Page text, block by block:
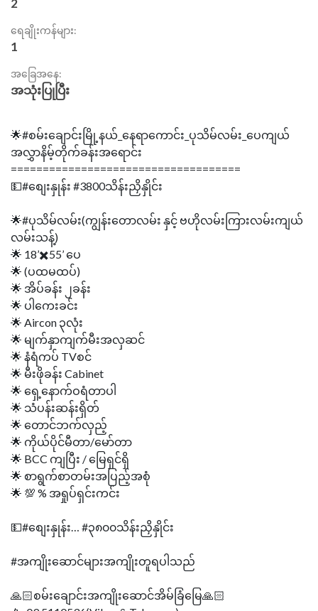
ရေချိုးကန်များ:
1
အခြေအနေ:
အသုံးပြုပြီး
🌟#စမ်းချောင်းမြို့နယ်_နေရာကောင်း_ပုသိမ်လမ်း_ပေကျယ်
အလွှာနိမ့်တိုက်ခန်းအရောင်း
====================================
💵#စျေးနှုန်း #3800သိန်းညှိနှိုင်း
🌟#ပုသိမ်လမ်း(ကျွန်းတောလမ်း နှင့် ဗဟိုလမ်းကြားလမ်းကျယ်
လမ်းသန့်)
🌟 18’✖️55’ ပေ
🌟 (ပထမထပ်)
🌟 အိပ်ခန်း ၂ခန်း
🌟 ပါကေးခင်း
🌟 Aircon ၃လုံး
🌟 မျက်နှာကျက်မီးအလှဆင်
🌟 နံရံကပ် TVစင်
🌟 မီးဖိုခန်း Cabinet
🌟 ရှေ့နောက်ဝရံတာပါ
🌟 သံပန်းဆန်းရှိတ်
🌟 တောင်ဘက်လှည့်
🌟 ကိုယ်ပိုင်မီတာ/မော်တာ
🌟 BCC ကျပြီး / မြေရှင်ရှိ
🌟 စာရွက်စာတမ်းအပြည့်အစုံ
🌟 💯 % အရှုပ်ရှင်းကင်း
💵#စျေးနှုန်း… #၃၈၀၀သိန်းညှိနှိုင်း
#အကျိုးဆောင်များအကျိုးတူရပါသည်
🙏🏻စမ်းချောင်းအကျိုးဆောင်အိမ်ခြံမြေ🙏🏻